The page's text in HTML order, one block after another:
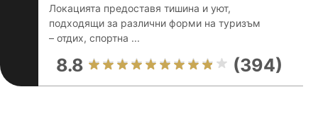
Локацията предоставя тишина и уют,
подходящи за различни форми на туризъм
– отдих, спортна ...
8.8 (394)